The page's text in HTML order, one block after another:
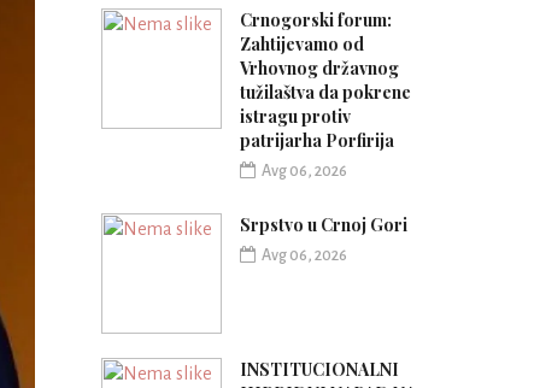
Crnogorski forum:
Zahtijevamo od
Vrhovnog državnog
tužilaštva da pokrene
istragu protiv
patrijarha Porfirija
Avg 06, 2026
Srpstvo u Crnoj Gori
Avg 06, 2026
INSTITUCIONALNI